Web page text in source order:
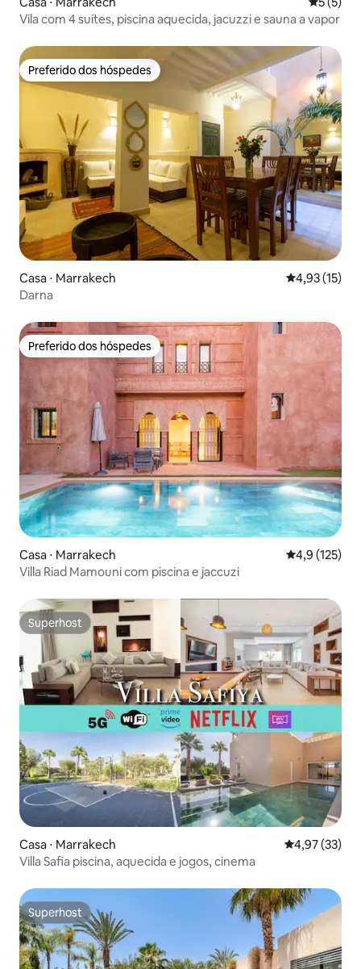
Vila com 4 suítes, piscina aquecida, jacuzzi e sauna a vapor
Preferido dos hóspedes
Preferido dos hóspedes
Casa ⋅ Marrakech 4,93 de uma
4,93 (15)
Darna
Preferido dos hóspedes
Preferido dos hóspedes
Casa ⋅ Marrakech 4,9 de uma
4,9 (125)
Villa Riad Mamouni com piscina e jaccuzi
Superhost
Superhost
Casa ⋅ Marrakech 4,97 de uma
4,97 (33)
Villa Safia piscina, aquecida e jogos, cinema
Superhost
Superhost